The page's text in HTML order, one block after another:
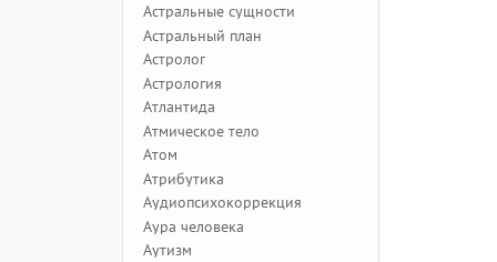
Астральные сущности
Астральный план
Астролог
Астрология
Атлантида
Атмическое тело
Атом
Атрибутика
Аудиопсихокоррекция
Аура человека
Аутизм